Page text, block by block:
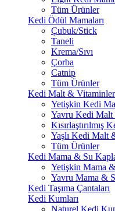
Tüm Ürünler
Kedi Ödül Mamaları
Çubuk/Stick
Taneli
Krema/Sıvı
Çorba
Catnip
Tüm Ürünler
Kedi Malt &
Yetişkin Kedi
Yavru Kedi
Yaşlı Kedi Malt
Tüm Ürünler
Kedi Mama & Su
Yetişkin Mama
Yavru Mama &
Kedi Taşıma Çantaları
Kedi Kumları
Naturel Kedi